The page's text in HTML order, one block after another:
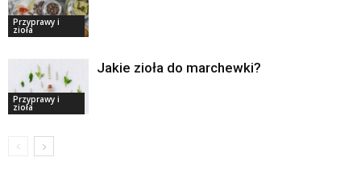
Przyprawy i
zioła
Przyprawy i
zioła
Jakie zioła do marchewki?